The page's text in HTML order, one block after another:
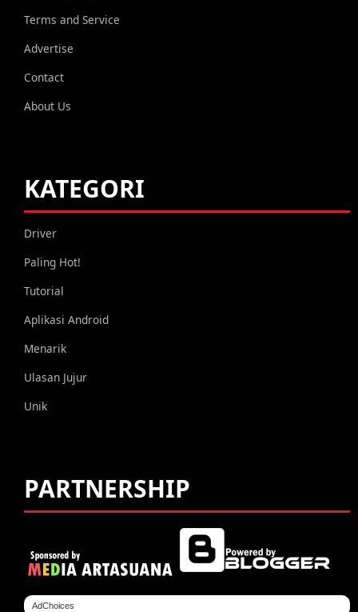
Terms and Service
Advertise
Contact
About Us
KATEGORI
Driver
Paling Hot!
Tutorial
Aplikasi Android
Menarik
Ulasan Jujur
Unik
PARTNERSHIP
AdChoices